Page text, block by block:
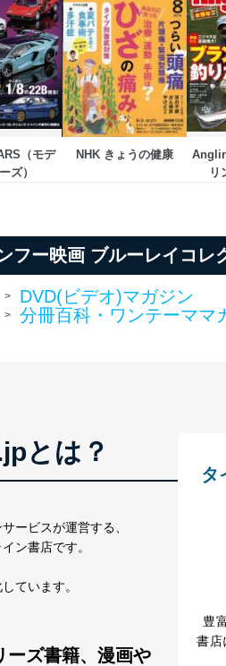
（モデ
ズ）
NHK きょうの健康
リ
フー映画 ブルーレイコレ
>
DVD(ビデオ)マガジン
> 分冊百科・ワンテーママ
とは？
ービスが運営する、
ン書店です。
ています。
ーズ書籍、漫画や
タ
豊
書店